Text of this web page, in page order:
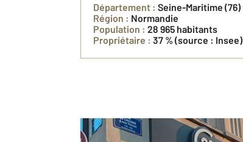
Département : Seine-Maritime (76)
Région : Normandie
Population : 28 965 habitants
Propriétaire : 37 %(source : Insee)